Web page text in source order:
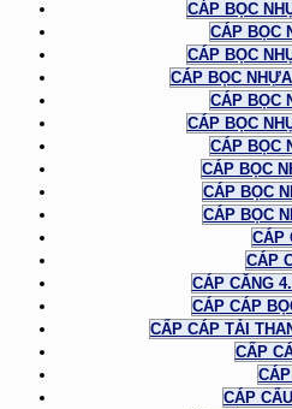
CÁP BỌC
CÁP BỌC
CÁP BỌC
CÁP BỌC
CÁP BỌC
CÁP BỌC
CÁP BỌC
CÁP BỌC
CÁP BỌC
CÁP BỌC
CÁP
CÁP
CÁP CĂNG
CÁP CÁP
CẤP CÁP TẢI
CẤP
CÁP